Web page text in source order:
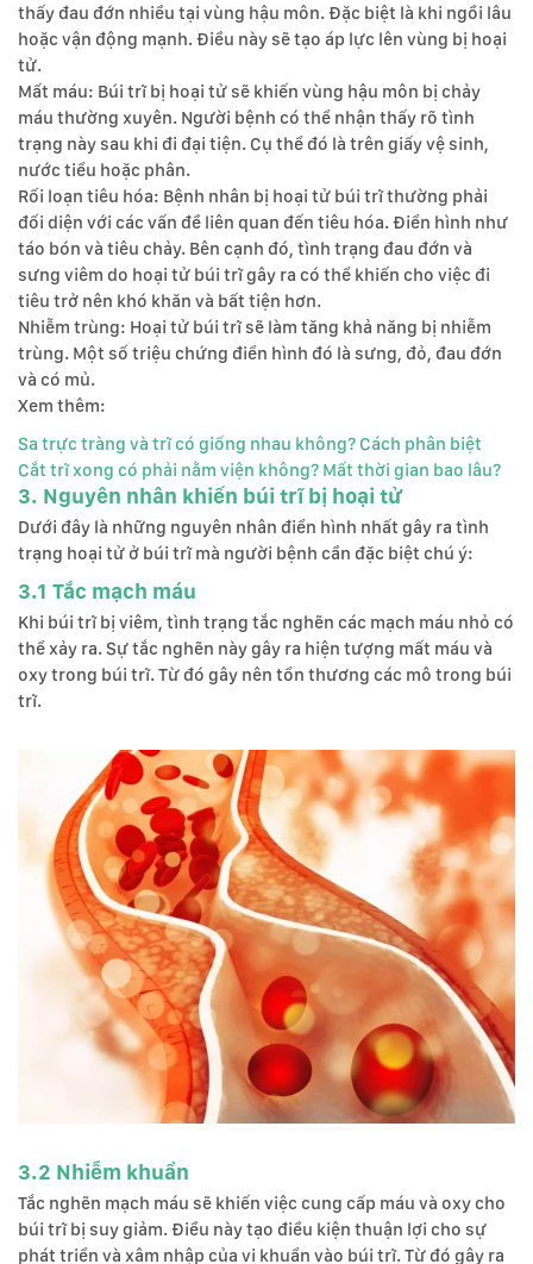
thấy đau đớn nhiều tại vùng hậu môn. Đặc biệt là khi ngồi lâu
hoặc vận động mạnh. Điều này sẽ tạo áp lực lên vùng bị hoại
tử.
Mất máu: Búi trĩ bị hoại tử sẽ khiến vùng hậu môn bị chảy
máu thường xuyên. Người bệnh có thể nhận thấy rõ tình
trạng này sau khi đi đại tiện. Cụ thể đó là trên giấy vệ sinh,
nước tiểu hoặc phân.
Rối loạn tiêu hóa: Bệnh nhân bị hoại tử búi trĩ thường phải
đối diện với các vấn đề liên quan đến tiêu hóa. Điển hình như
táo bón và tiêu chảy. Bên cạnh đó, tình trạng đau đớn và
sưng viêm do hoại tử búi trĩ gây ra có thể khiến cho việc đi
tiêu trở nên khó khăn và bất tiện hơn.
Nhiễm trùng: Hoại tử búi trĩ sẽ làm tăng khả năng bị nhiễm
trùng. Một số triệu chứng điển hình đó là sưng, đỏ, đau đớn
và có mủ.
Xem thêm:
Sa trực tràng và trĩ có giống nhau không? Cách phân biệt
Cắt trĩ xong có phải nằm viện không? Mất thời gian bao lâu?
3. Nguyên nhân khiến búi trĩ bị hoại tử
Dưới đây là những nguyên nhân điển hình nhất gây ra tình
trạng hoại tử ở búi trĩ mà người bệnh cần đặc biệt chú ý:
3.1 Tắc mạch máu
Khi búi trĩ bị viêm, tình trạng tắc nghẽn các mạch máu nhỏ có
thể xảy ra. Sự tắc nghẽn này gây ra hiện tượng mất máu và
oxy trong búi trĩ. Từ đó gây nên tổn thương các mô trong búi
trĩ.
3.2 Nhiễm khuẩn
Tắc nghẽn mạch máu sẽ khiến việc cung cấp máu và oxy cho
búi trĩ bị suy giảm. Điều này tạo điều kiện thuận lợi cho sự
phát triển và xâm nhập của vi khuẩn vào búi trĩ. Từ đó gây ra